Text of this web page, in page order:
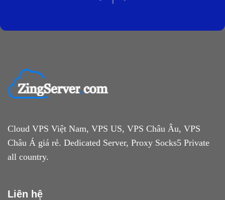
Cloud VPS Việt Nam, VPS US, VPS Châu Âu, VPS
Châu Á giá rẻ. Dedicated Server, Proxy Socks5 Private
all country.
Liên hệ